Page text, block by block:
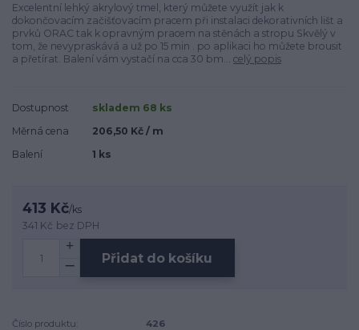
Excelentní lehký akrylový tmel, který můžete využít jak k
dokončovacím začišťovacím pracem při instalaci dekorativních lišt a
prvků ORAC tak k opravným pracem na stěnách a stropu Skvělý v
tom, že nevypraskává a už po 15 min . po aplikaci ho můžete brousit
a přetírat. Balení vám vystačí na cca 30 bm... celý popis
Dostupnost
skladem 68 ks
Měrná cena
206,50 Kč / m
Balení
1 ks
413 Kč/ks
341 Kč bez DPH
Přidat do košíku
Číslo produktu:
426